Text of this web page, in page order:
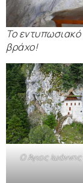
Το
βράχο!
Ο Άγιος